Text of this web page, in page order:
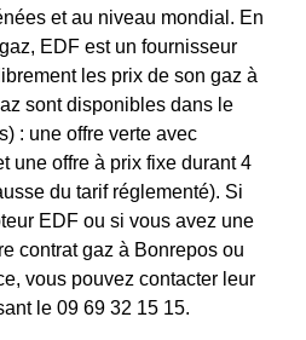
et au niveau mondial. En
EDF est un fournisseur
les prix de son gaz à
sont disponibles dans le
: une offre verte avec
une offre à prix fixe durant 4
du tarif réglementé). Si
EDF ou si vous avez une
contrat gaz à Bonrepos ou
vous pouvez contacter leur
le 09 69 32 15 15.